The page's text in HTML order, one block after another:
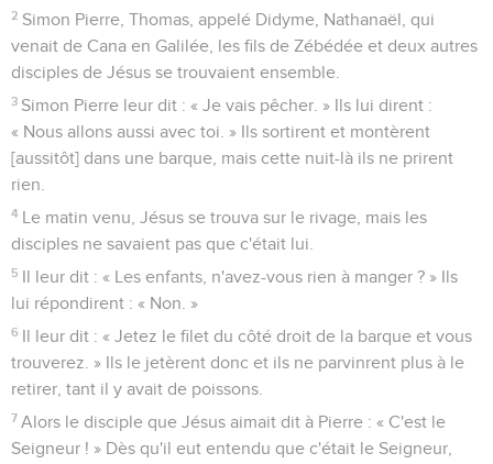
2 Simon Pierre, Thomas, appelé Didyme, Nathanaël, qui
venait de Cana en Galilée, les fils de Zébédée et deux autres
disciples de Jésus se trouvaient ensemble.
3 Simon Pierre leur dit : « Je vais pêcher. » Ils lui dirent :
« Nous allons aussi avec toi. » Ils sortirent et montèrent
[aussitôt] dans une barque, mais cette nuit-là ils ne prirent
rien.
4 Le matin venu, Jésus se trouva sur le rivage, mais les
disciples ne savaient pas que c'était lui.
5 Il leur dit : « Les enfants, n'avez-vous rien à manger ? » Ils
lui répondirent : « Non. »
6 Il leur dit : « Jetez le filet du côté droit de la barque et vous
trouverez. » Ils le jetèrent donc et ils ne parvinrent plus à le
retirer, tant il y avait de poissons.
7 Alors le disciple que Jésus aimait dit à Pierre : « C'est le
Seigneur ! » Dès qu'il eut entendu que c'était le Seigneur,